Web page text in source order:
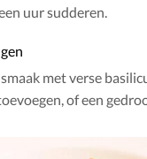
uur sudderen.
met verse
of een